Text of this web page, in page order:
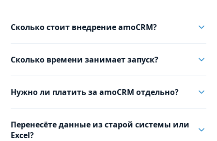
Сколько стоит внедрение amoCRM?
Сколько времени занимает запуск?
Нужно ли платить за amoCRM отдельно?
Перенесёте данные из старой системы или
Excel?